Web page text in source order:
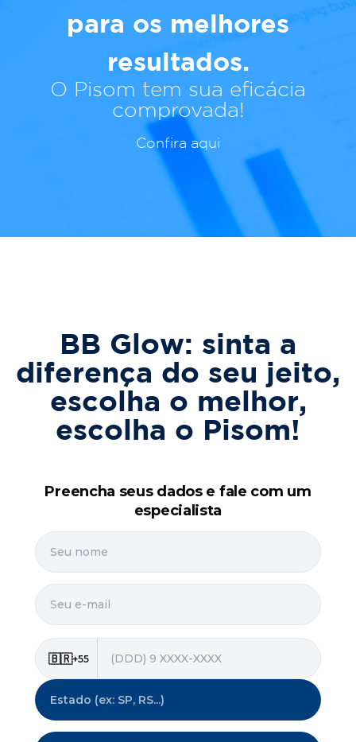
para os melhores
resultados.
O Pisom tem sua eficácia
comprovada!
Confira aqui
BB Glow: sinta a
diferença do seu jeito,
escolha o melhor,
escolha o Pisom!​